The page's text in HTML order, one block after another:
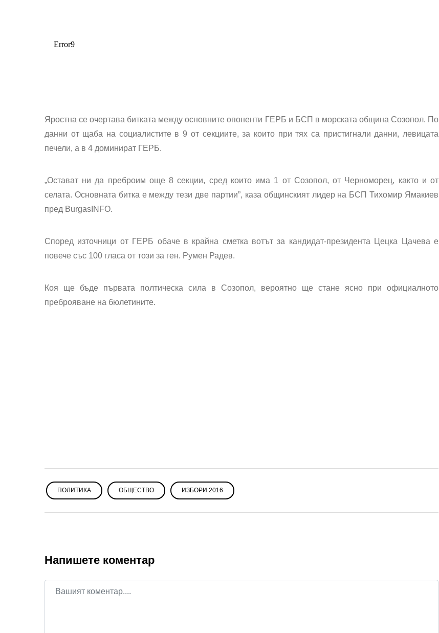
Яростна се очертава битката между основните опоненти ГЕРБ и БСП в морската община Созопол. По
данни от щаба на социалистите в 9 от секциите, за които при тях са пристигнали данни, левицата
печели, а в 4 доминират ГЕРБ.
„Остават ни да преброим още 8 секции, сред които има 1 от Созопол, от Черноморец, както и от
селата. Основната битка е между тези две партии”, каза общинският лидер на БСП Тихомир Ямакиев
пред BurgasINFO.
Според източници от ГЕРБ обаче в крайна сметка вотът за кандидат-президента Цецка Цачева е
повече със 100 гласа от този за ген. Румен Радев.
Коя ще бъде първата полтическа сила в Созопол, вероятно ще стане ясно при официалното
преброяване на бюлетините.
ПОЛИТИКА ОБЩЕСТВО ИЗБОРИ 2016
Напишете коментар